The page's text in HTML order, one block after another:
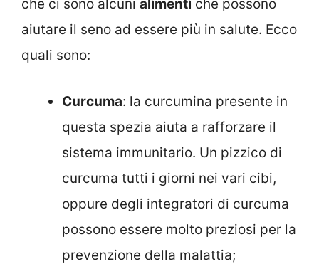
che ci sono alcuni alimenti che possono
aiutare il seno ad essere più in salute. Ecco
quali sono:
Curcuma: la curcumina presente in
questa spezia aiuta a rafforzare il
sistema immunitario. Un pizzico di
curcuma tutti i giorni nei vari cibi,
oppure degli integratori di curcuma
possono essere molto preziosi per la
prevenzione della malattia;